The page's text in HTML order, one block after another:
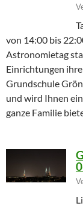
von 14:00 bis
Astronomietag
Einrichtungen
Grundschule
und wird Ihnen
ganze Familie